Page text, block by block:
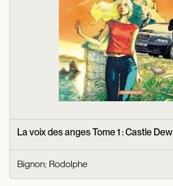
La voix des anges Tome 1 : Castle Dew
Bignon; Rodolphe